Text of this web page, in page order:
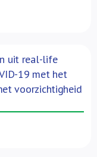
uit real-life
19 met het
voorzichtigheid